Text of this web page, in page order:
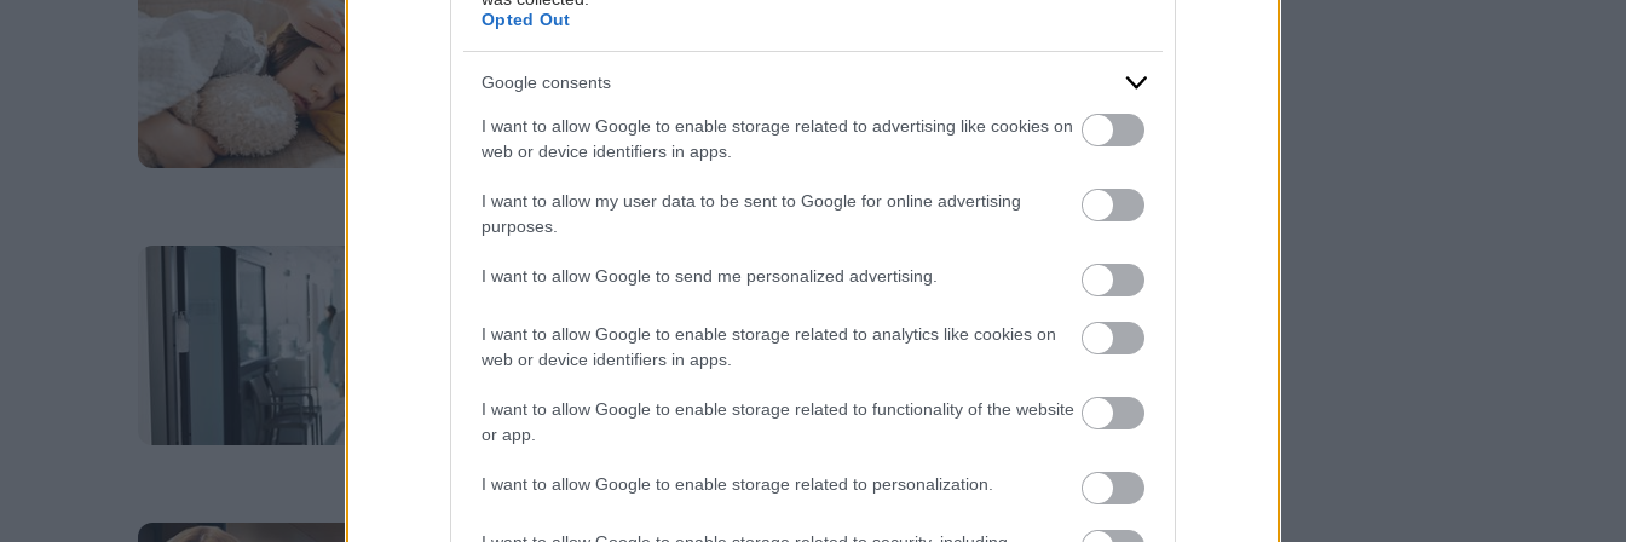
Opted Out
Google consents
I want to allow Google to enable storage related to advertising like cookies on
web or device identifiers in apps.
I want to allow my user data to be sent to Google for online advertising
purposes.
I want to allow Google to send me personalized advertising.
I want to allow Google to enable storage related to analytics like cookies on
web or device identifiers in apps.
I want to allow Google to enable storage related to functionality of the website
or app.
I want to allow Google to enable storage related to personalization.
Εκτός από τη γρίπη, ποιες ιώσεις
"πρωταγωνιστούν" τον χειμώνα στα παιδιά
Γιατί πολλοί γονείς νιώθουν ότι "το παιδί δεν προλαβαίνει να
γίνει καλά".
αλλά με πιο ήπια συμπτώματα [μελέτη]
Πώς σχολιάζει τα ευρήματα η επιστημονική ομάδα και τι
Τρίτη, 23 Δεκεμβρίου 2025, 11:00